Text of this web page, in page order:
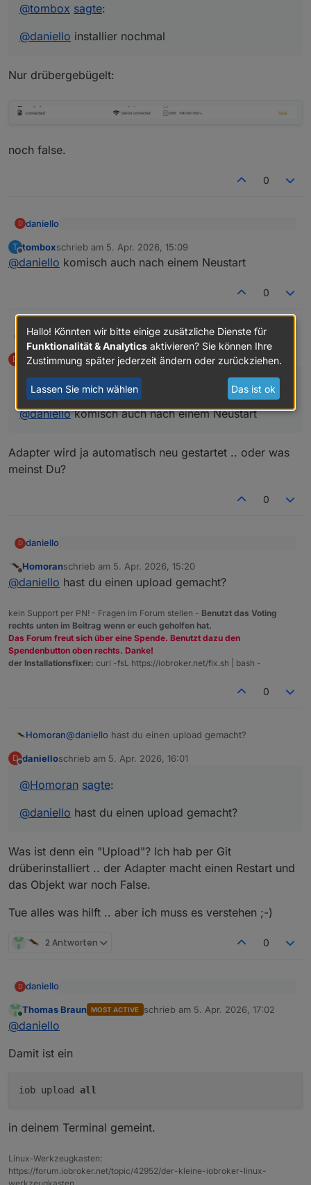
@tombox sagte:
@daniello installier nochmal
Nur drübergebügelt:
noch false.
0
D daniello
@danielloinstallier nochmal
Nur drübergebügelt:
noch false.
T
Offline
tomboxschrieb am 5. Apr. 2026, 15:09
zuletzt editiert von
@daniello komisch auch nach einem Neustart
0
tombox@daniellokomisch auch nach einem Neustart
D danielloschrieb am5. Apr. 2026, 15:16
zuletzt editiert von
tombox sagte:
@daniellokomisch auch nach einem Neustart
Adapter wird ja automatisch neu gestartet .. oder was
meinst Du?
0
D daniello
@daniellokomisch auch nach einem Neustart
Adapter wird ja automatisch neu gestartet .. oder was
meinst Du?
Offline
Homoranschrieb am 5. Apr. 2026, 15:20
zuletzt editiert von
@daniello hast du einen upload gemacht?
kein Support per PN! - Fragen im Forum stellen - Benutzt das Voting
rechts unten im Beitrag wenn er euch geholfen hat.
Das Forum freut sich über eine Spende. Benutzt dazu den
Spendenbutton oben rechts. Danke!
der Installationsfixer: curl -fsL https://iobroker.net/fix.sh | bash -
0
Homoran@daniello hast du einen upload gemacht?
D danielloschrieb am 5. Apr. 2026, 16:01
zuletzt editiert von
@Homoran sagte:
@daniello hast du einen upload gemacht?
Was ist denn ein "Upload"? Ich hab per Git
drüberinstalliert .. der Adapter macht einen Restart und
das Objekt war noch False.
Tue alles was hilft .. aber ich muss es verstehen ;-)
2 Antworten 0
D daniello
drüberinstalliert .. der Adapter macht einen Restart und
das Objekt war noch False.
Tue alles was hilft .. aber ich muss es verstehen ;-)
Online
Thomas Braun MOST ACTIVE schrieb am 5. Apr. 2026, 17:02
zuletzt editiert von
@daniello
Damit ist ein
iob upload all
in deinem Terminal gemeint.
Linux-Werkzeugkasten:
https://forum.iobroker.net/topic/42952/der-kleine-iobroker-linux-
Hallo! Könnten wir bitte einige zusätzliche Dienste für
Funktionalität & Analytics aktivieren? Sie können Ihre
Zustimmung später jederzeit ändern oder zurückziehen.
Lassen Sie mich wählen Das ist ok